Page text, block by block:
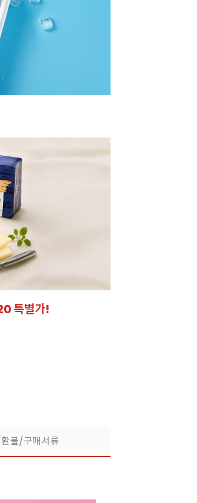
특별가!
불/구매서류